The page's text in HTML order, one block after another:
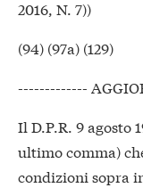
2016, N. 7))
(94) (97a) (129)
-------------
Il D.P.R. 9 agosto
ultimo comma)
condizioni sopra